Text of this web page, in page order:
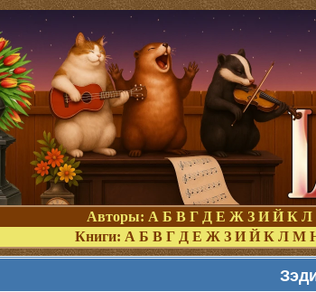
Авторы: А Б В Г Д Е Ж З И Й К Л
Книги: А Б В Г Д Е Ж З И Й К Л М